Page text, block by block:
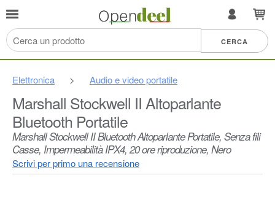
Elettronica > Audio e video portatile
Marshall Stockwell II Altoparlante
Bluetooth Portatile
Marshall Stockwell II Bluetooth Altoparlante Portatile, Senza fili
Casse, Impermeabilità IPX4, 20 ore riproduzione, Nero
Scrivi per primo una recensione